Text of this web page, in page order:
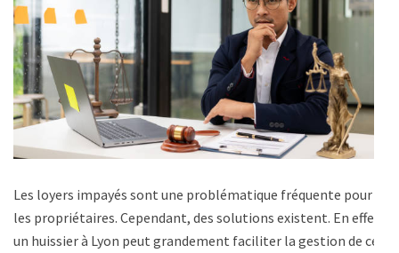
Les loyers impayés sont une problématique fréquente pour
les propriétaires. Cependant, des solutions existent. En effet,
un huissier à Lyon peut grandement faciliter la gestion de ces